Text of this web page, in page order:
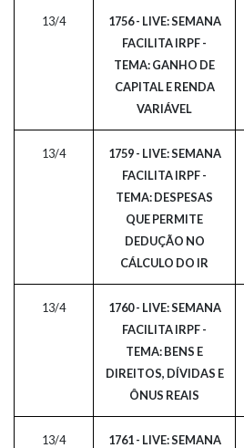
13/4
1756 - LIVE: SEMANA
FACILITA IRPF -
TEMA: GANHO DE
CAPITAL E RENDA
VARIÁVEL
13/4
1759 - LIVE: SEMANA
FACILITA IRPF -
TEMA: DESPESAS
QUE PERMITE
DEDUÇÃO NO
CÁLCULO DO IR
13/4
1760 - LIVE: SEMANA
FACILITA IRPF -
TEMA: BENS E
DIREITOS, DÍVIDAS E
ÔNUS REAIS
13/4
1761 - LIVE: SEMANA